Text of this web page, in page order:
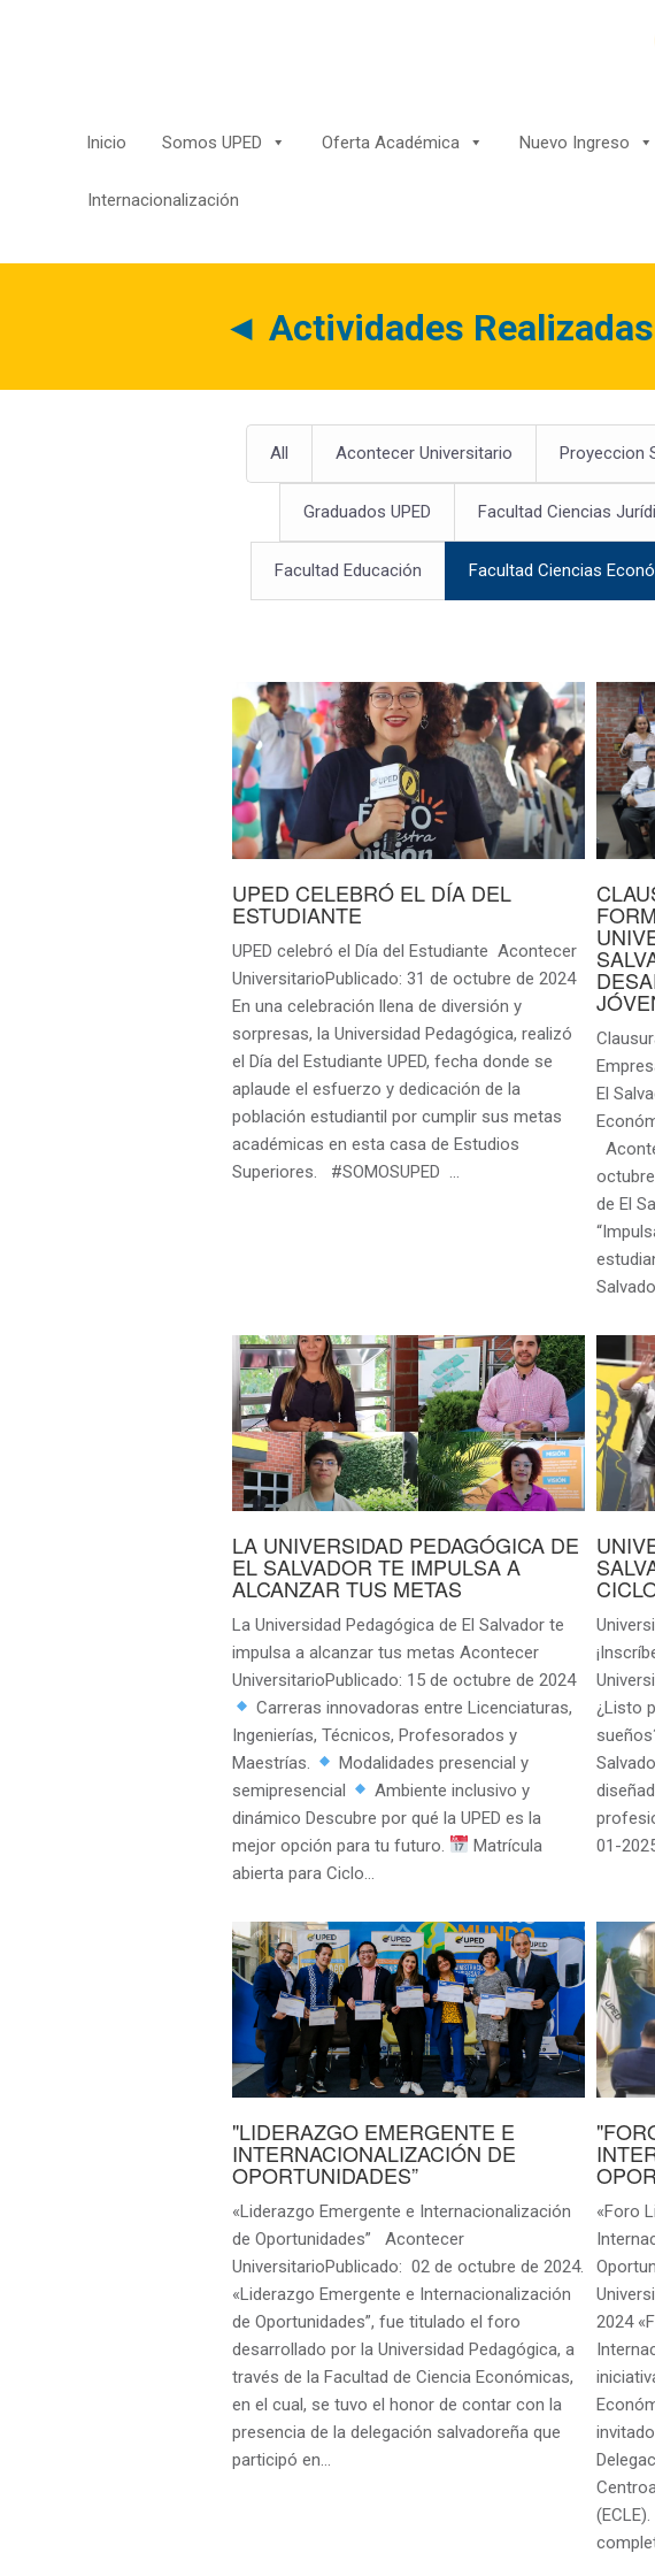
Inicio Somos UPED Oferta Académica Nuevo Ingreso
Internacionalización
◄Actividades Realizadas
All Acontecer Universitario Proyeccion
Graduados UPED Facultad Ciencias
Facultad Educación Facultad Ciencias
UPED CELEBRÓ EL DÍA DEL
ESTUDIANTE
UPED celebró el Día del Estudiante Acontecer
UniversitarioPublicado: 31 de octubre de 2024
En una celebración llena de diversión y
sorpresas, la Universidad Pedagógica, realizó
el Día del Estudiante UPED, fecha donde se
aplaude el esfuerzo y dedicación de la
población estudiantil por cumplir sus metas
académicas en esta casa de Estudios
Superiores. #SOMOSUPED …
El
de El
LA UNIVERSIDAD PEDAGÓGICA DE
EL SALVADOR TE IMPULSA A
ALCANZAR TUS METAS
La Universidad Pedagógica de El Salvador te
impulsa a alcanzar tus metas Acontecer
UniversitarioPublicado: 15 de octubre de 2024
Carreras innovadoras entre Licenciaturas,
Ingenierías, Técnicos, Profesorados y
Maestrías.
Modalidades presencial y
semipresencial
Ambiente inclusivo y
dinámico Descubre por qué la UPED es la
mejor opción para tu futuro.
Matrícula
abierta para Ciclo…
¿Listo
01-
"LIDERAZGO EMERGENTE E
INTERNACIONALIZACIÓN DE
OPORTUNIDADES”
«Liderazgo Emergente e Internacionalización
de Oportunidades” Acontecer
UniversitarioPublicado: 02 de octubre de 2024.
«Liderazgo Emergente e Internacionalización
de Oportunidades”, fue titulado el foro
desarrollado por la Universidad Pedagógica, a
través de la Facultad de Ciencia Económicas,
en el cual, se tuvo el honor de contar con la
presencia de la delegación salvadoreña que
participó en…
«Foro
2024